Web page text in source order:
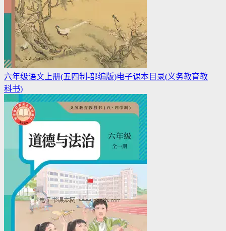
六年级语文上册(五四制-部编版)电子课本目录(义务教育教
科书)